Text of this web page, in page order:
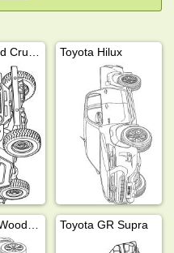
Toyota Hilux
Toyota GR Supra